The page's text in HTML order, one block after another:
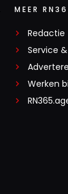
MEER
Redactie
Service
Werken